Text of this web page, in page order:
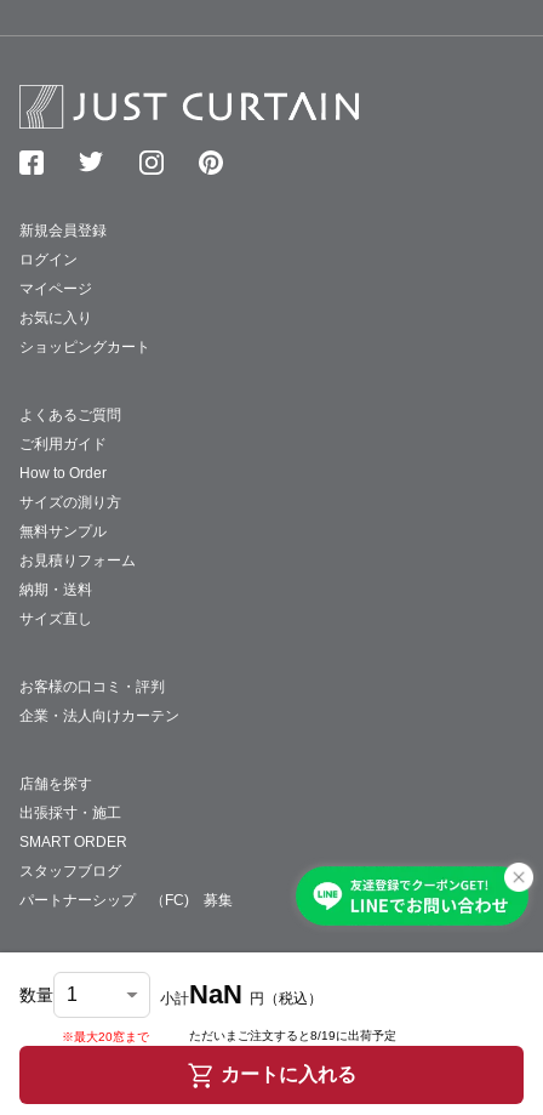
数量
※最大20窓まで
小計NaN 円 （税込）
ただいまご注文すると8/19に出荷予定
カートに入れる
新規会員登録
ログイン
マイページ
お気に入り
ショッピングカート
よくあるご質問
ご利用ガイド
How to Order
サイズの測り方
無料サンプル
お見積りフォーム
納期・送料
サイズ直し
お客様の口コミ・評判
企業・法人向けカーテン
店舗を探す
出張採寸・施工
SMART ORDER
スタッフブログ
パートナーシップ （FC) 募集
会社概要 採用情報特定商取引法について
© JUST CURTAIN